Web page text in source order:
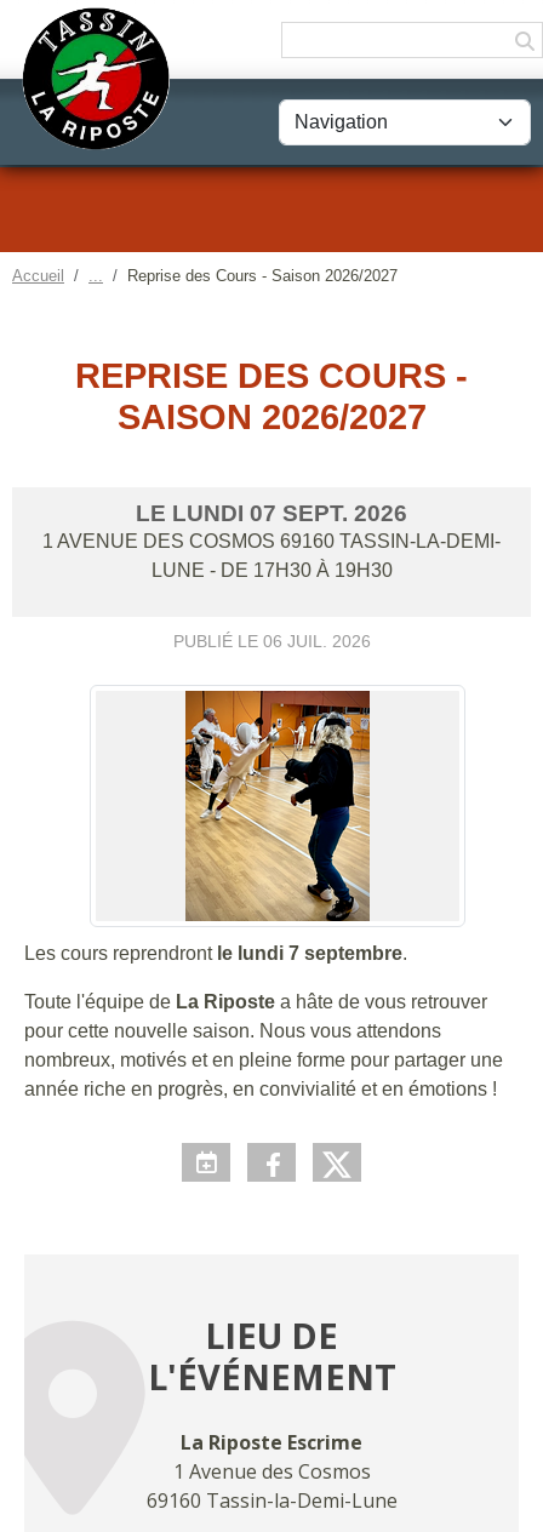
Accueil Reprise des Cours - Saison 2026/2027
REPRISE DES COURS -
SAISON 2026/2027
LE LUNDI 07 SEPT. 2026
1 AVENUE DES COSMOS 69160 TASSIN-LA-DEMI-
LUNE - DE 17H30 À 19H30
PUBLIÉ LE 06 JUIL. 2026
Les cours reprendront le lundi 7 septembre.
Toute l'équipe de La Riposte a hâte de vous retrouver
pour cette nouvelle saison. Nous vous attendons
nombreux, motivés et en pleine forme pour partager une
année riche en progrès, en convivialité et en émotions !
LIEU DE
L'ÉVÉNEMENT
La Riposte Escrime
1 Avenue des Cosmos
69160 Tassin-la-Demi-Lune
Panneau de gestion des cookies